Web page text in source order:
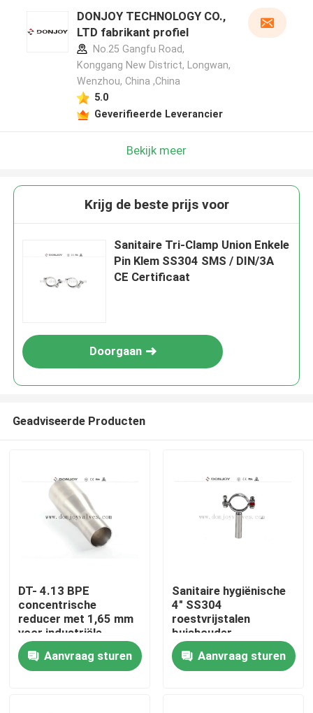
DONJOY TECHNOLOGY CO.,
LTD fabrikant profiel
No.25 Gangfu Road,
Konggang New District, Longwan,
Wenzhou, China ,China
5.0
Geverifieerde Leverancier
Bekijk meer
Krijg de beste prijs voor
Sanitaire Tri-Clamp Union Enkele
Pin Klem SS304 SMS / DIN/3A
CE Certificaat
Doorgaan
Geadviseerde Producten
DT- 4.13 BPE
concentrische
reducer met 1,65 mm
voor industriële
geneeskunde
Aanvraag sturen
Sanitaire hygiënische
4" SS304
roestvrijstalen
buishouder
Aanvraag sturen